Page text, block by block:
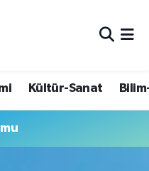
Kültür-Sanat
Fikstür